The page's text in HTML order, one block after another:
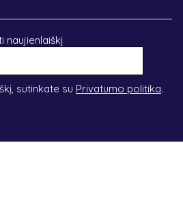
naujienlaiškį
sutinkate su Privatumo politika.